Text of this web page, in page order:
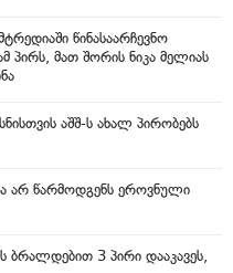
წინასაარჩევნო
პირს, მათ შორის ნიკა მელიას
აშშ-ს ახალ პირობებს
არ წარმოდგენს ეროვნული
3 პირი დააკავეს,